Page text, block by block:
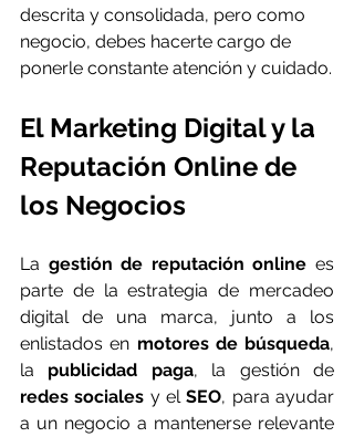
descrita y consolidada, pero como
negocio, debes hacerte cargo de
ponerle constante atención y cuidado.
El Marketing Digital y la
Reputación Online de
los Negocios
La gestión de reputación online es
parte de la estrategia de mercadeo
digital de una marca, junto a los
enlistados en motores de búsqueda,
la publicidad paga
redes sociales y el SEO, para ayudar
a un negocio a mantenerse relevante